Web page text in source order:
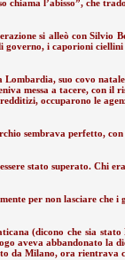
chiama l’abisso”, che
si alleò con
i caporioni
suo covo
messa a tacere, con
occuparono le
sembrava perfetto,
stato superato. Chi
per non lasciare
(dicono che sia
aveva abbandonato la
da Milano, ora rientrava